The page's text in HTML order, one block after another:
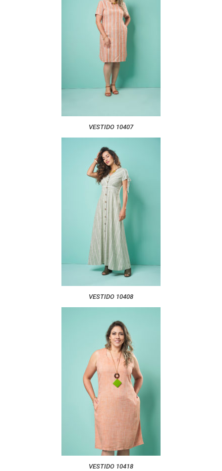
VESTIDO 10407
VESTIDO 10408
VESTIDO 10418